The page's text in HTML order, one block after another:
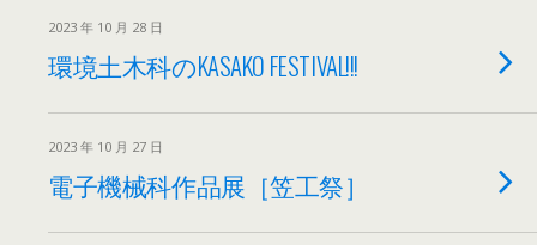
2023 年 10 月 28 日
環境土木科のKASAKO FESTIVAL!!!
2023 年 10 月 27 日
電子機械科作品展［笠工祭］